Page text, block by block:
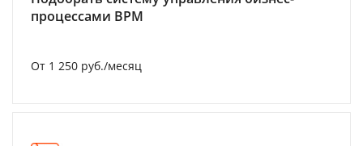
процессами BPM
От 1 250 руб./месяц